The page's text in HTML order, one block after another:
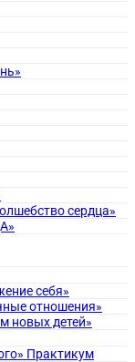
сердца»
себя»
отношения»
новых детей»
Практикум